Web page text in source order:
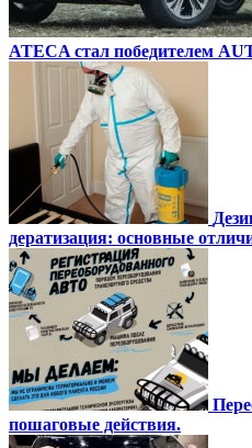
ATECA стал победителем
дератизация: основные
пошаговые действия.